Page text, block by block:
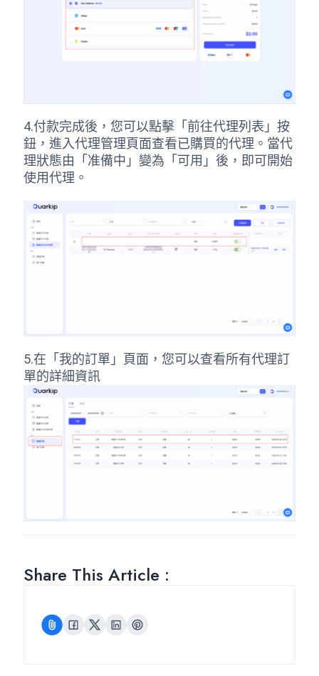
4.付款完成後，您可以點擊「前往代理列表」按
鈕，進入代理管理頁面查看已購買的代理。當代
理狀態由「准備中」變為「可用」後，即可開始
使用代理。
5.在「我的訂單」頁面，您可以查看所有代理訂
單的詳細資訊
Share This Article :